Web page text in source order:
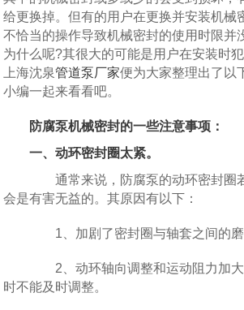
给更换掉。但有的用户在更换并安装机械
不恰当的操作导致机械密封的使用时限并
为什么呢?其很大的可能是用户在安装时
上海沈泉管道泵厂家便为大家整理出了以
小编一起来看看吧。
防腐泵机械密封的一些注意事项：
一、动环密封圈太紧。
通常来说，防腐泵的动环密封圈
会是有害无益的。其原因有以下：
1、加剧了密封圈与轴套之间的磨
2、动环轴向调整和运动阻力加大
时不能及时调整。